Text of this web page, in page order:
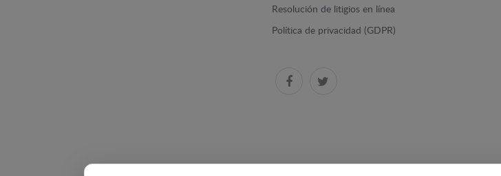
Resolución de litigios en línea
Política de privacidad (GDPR)